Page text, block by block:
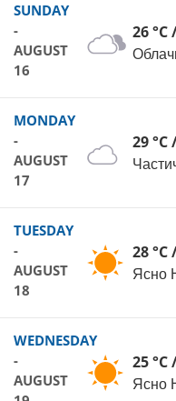
SUNDAY
-
AUGUST
16
26 °C
MONDAY
-
AUGUST
17
29 °C
TUESDAY
-
AUGUST
18
28 °C
Ясно
WEDNESDAY
-
AUGUST
25 °C
Ясно